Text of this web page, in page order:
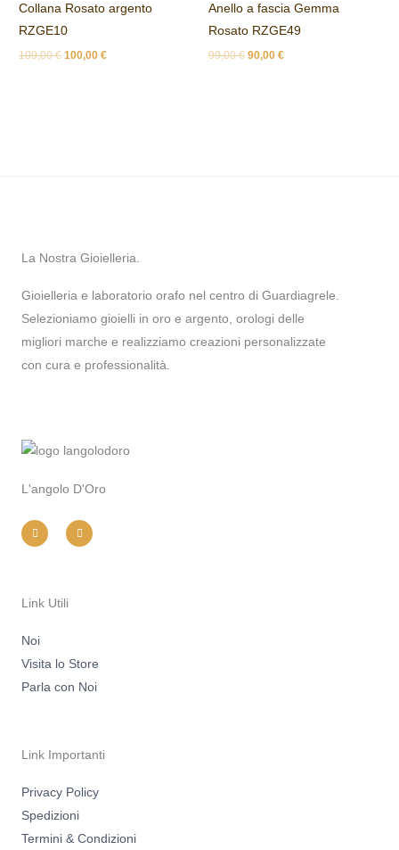
Collana Rosato argento
RZGE10
109,00€
109,00 €.
100,00€
100,00 €.
Anello a fascia Gemma
Rosato RZGE49
99,00€
99,00 €.
90,00 €
90,00 €.
La Nostra Gioielleria.
Gioielleria e laboratorio orafo nel centro di Guardiagrele.
Selezioniamo gioielli in oro e argento, orologi delle
migliori marche e realizziamo creazioni personalizzate
con cura e professionalità.
L'angolo D'Oro
s
t
m
c
e
Link Utili
Noi
Visita lo Store
Parla con Noi
Link Importanti
Privacy Policy
Spedizioni
Termini & Condizioni